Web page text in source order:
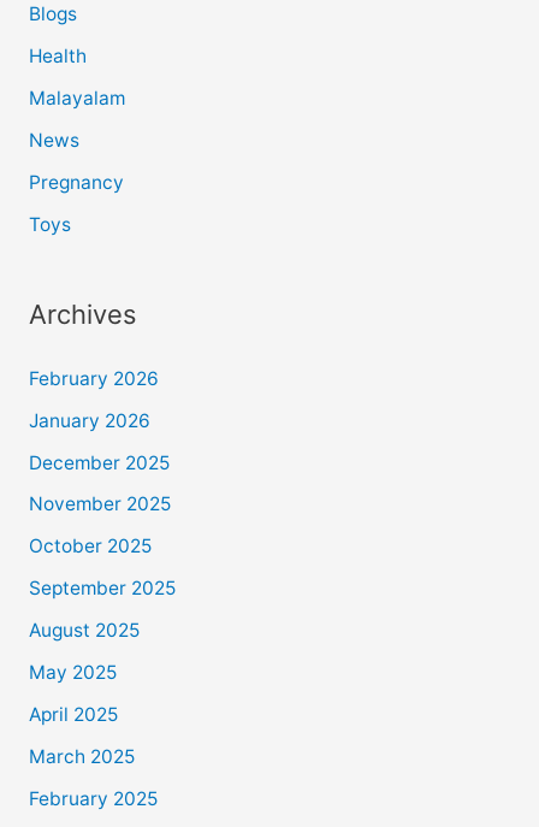
Blogs
Health
Malayalam
News
Pregnancy
Toys
Archives
February 2026
January 2026
December 2025
November 2025
October 2025
September 2025
August 2025
May 2025
April 2025
March 2025
February 2025